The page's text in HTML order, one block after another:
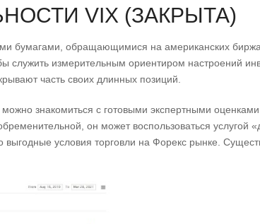
VIX (ЗАКРЫТА)
бумагами, обращающимися на американских
служить измерительным ориентиром настроений
часть своих длинных позиций.
знакомиться с готовыми экспертными оценками
он может воспользоваться услугой
условия торговли на Форекс рынке.